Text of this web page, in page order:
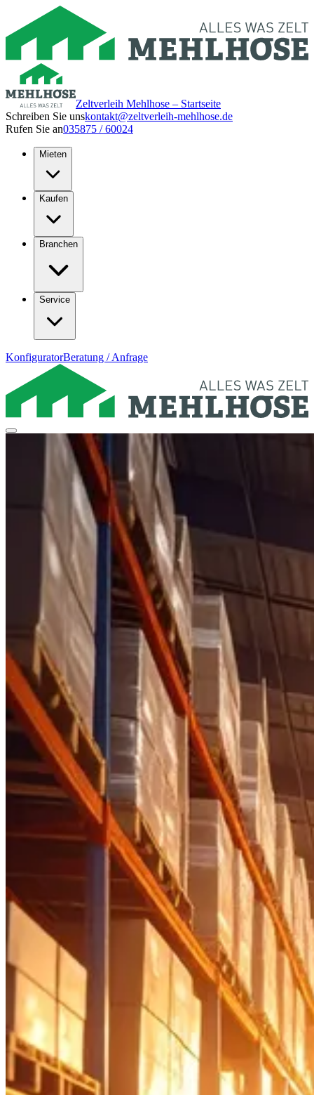
Zeltverleih Mehlhose – Startseite
Schreiben Sie unskontakt@zeltverleih-mehlhose.de
Rufen Sie an035875 / 60024
Mieten
Kaufen
Branchen
Service
KonfiguratorBeratung / Anfrage